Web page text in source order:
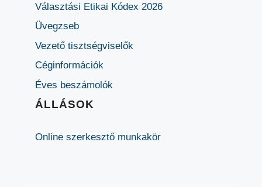
Választási Etikai Kódex 2026
Üvegzseb
Vezető tisztségviselők
Céginformációk
Éves beszámolók
ÁLLÁSOK
Online szerkesztő munkakör